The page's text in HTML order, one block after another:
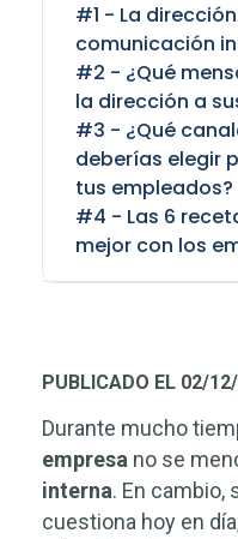
PUBLICADO EL 02/
Durante mucho
empresa no se
interna. En cambio,
cuestiona hoy en
#1 - La
comunicación
#2 - ¿Qué
la dirección a
#3 - ¿Qué
deberías elegir
tus empleados?
#4 - Las 6
mejor con los